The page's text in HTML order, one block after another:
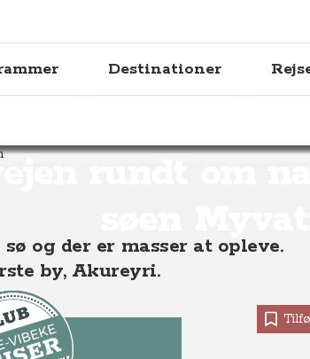
Destinationer
rundt om
og der er masser at opleve.
by, Akureyri.